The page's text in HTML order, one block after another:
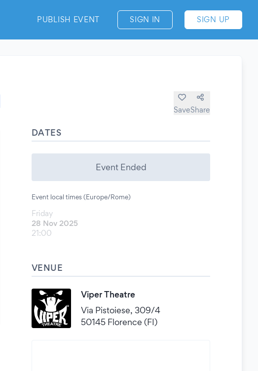
PUBLISH EVENT SIGN IN SIGN UP
SaveShare
DATES
Event Ended
Event local times (Europe/Rome)
Friday
28 Nov 2025
21:00
VENUE
Viper Theatre
Via Pistoiese, 309/4
50145 Florence (FI)